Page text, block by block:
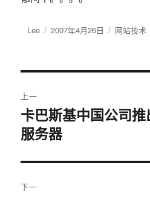
作
Lee
发
2007年4月26日
分
网站技术
章
导
航
上一
上
篇
章：
卡巴斯基中国公司
服务器
下一